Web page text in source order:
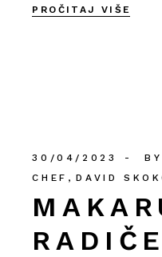
PROČITAJ VIŠE
30/04/2023 BY
CHEF
DAVID